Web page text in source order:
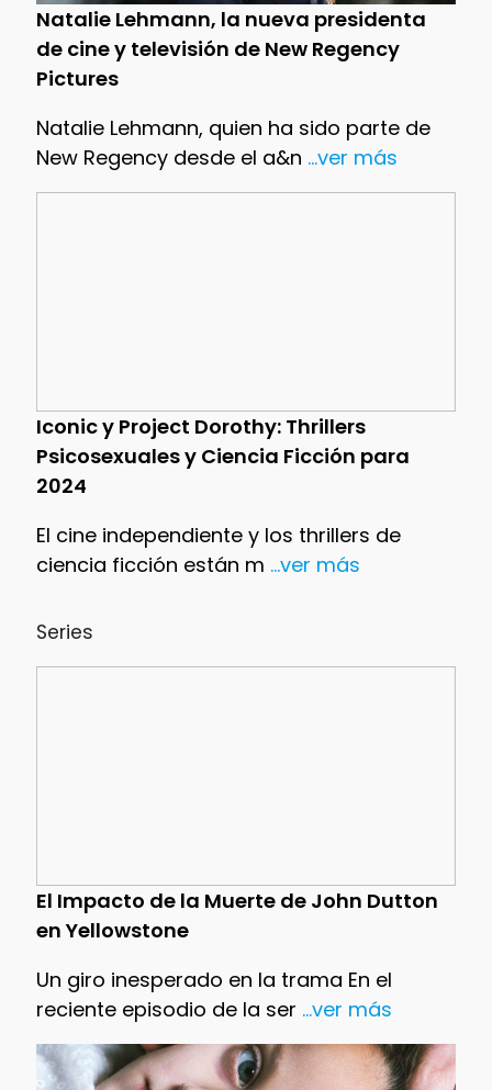
Natalie Lehmann, la nueva presidenta
de cine y televisión de New Regency
Pictures
Natalie Lehmann, quien ha sido parte de
New Regency desde el a&n ...ver más
Iconic y Project Dorothy: Thrillers
Psicosexuales y Ciencia Ficción para
2024
El cine independiente y los thrillers de
ciencia ficción están m ...ver más
Series
El Impacto de la Muerte de John Dutton
en Yellowstone
Un giro inesperado en la trama En el
reciente episodio de la ser ...ver más